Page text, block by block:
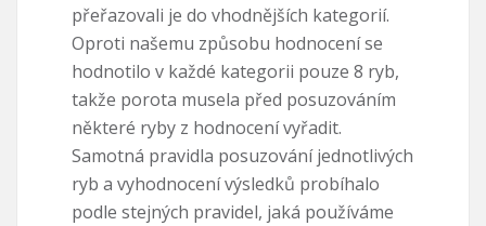
přeřazovali je do vhodnějších kategorií.
Oproti našemu způsobu hodnocení se
hodnotilo v každé kategorii pouze 8 ryb,
takže porota musela před posuzováním
některé ryby z hodnocení vyřadit.
Samotná pravidla posuzování jednotlivých
ryb a vyhodnocení výsledků probíhalo
podle stejných pravidel, jaká používáme